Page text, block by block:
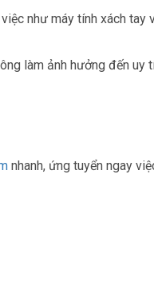
như máy tính xách tay
làm ảnh hưởng đến uy
nhanh, ứng tuyển ngay